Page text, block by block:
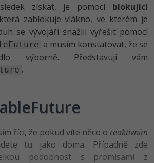
MVC
vzory
MariaDB
administrátor
UI návrhář
-80%
-41%
získat, je pomocí blokující
zablokuje vlákno, ve kterém je
se vývojáři snažili vyřešit pomocí
a musím konstatovat, že se
výborně. Představuji vám
.
říci, že pokud víte něco o reaktivním
tu jako doma. Případně zde
podobnost s promisami z